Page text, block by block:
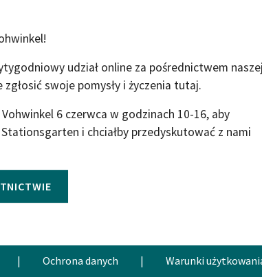
udział online za pośrednictwem naszej
swoje pomysły i życzenia tutaj.
6 czerwca w godzinach 10-16, aby
i chciałby przedyskutować z nami
| Ochrona danych | Warunki